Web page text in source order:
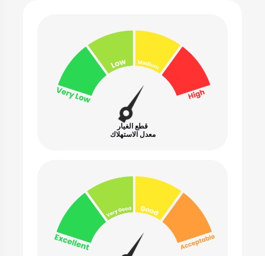
قطع الغيار
معدل الاستهلاك